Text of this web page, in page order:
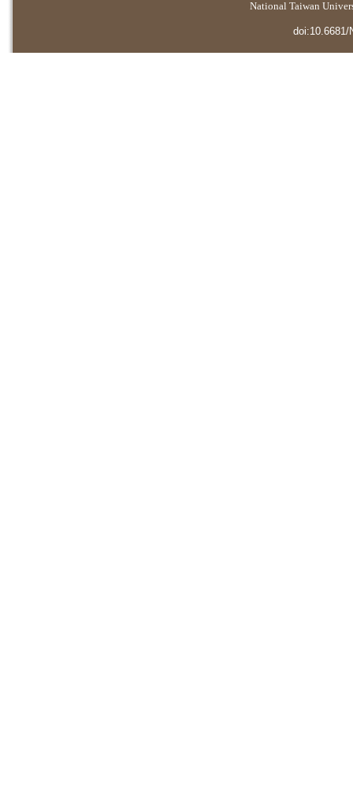
National Taiwan
doi:10.6681/